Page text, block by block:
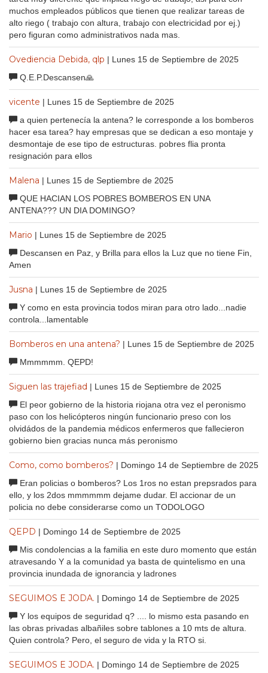
muchos empleados públicos que tienen que realizar tareas de
alto riego ( trabajo con altura, trabajo con electricidad por ej.)
pero figuran como administrativos nada mas.
Ovediencia Debida, qlp | Lunes 15 de Septiembre de 2025
Q.E.P.Descansen🙏
vicente | Lunes 15 de Septiembre de 2025
a quien pertenecía la antena? le corresponde a los bomberos
hacer esa tarea? hay empresas que se dedican a eso montaje y
desmontaje de ese tipo de estructuras. pobres flia pronta
resignación para ellos
Malena | Lunes 15 de Septiembre de 2025
QUE HACIAN LOS POBRES BOMBEROS EN UNA
ANTENA??? UN DIA DOMINGO?
Mario | Lunes 15 de Septiembre de 2025
Descansen en Paz, y Brilla para ellos la Luz que no tiene Fin,
Amen
Jusna | Lunes 15 de Septiembre de 2025
Y como en esta provincia todos miran para otro lado...nadie
controla...lamentable
Bomberos en una antena? | Lunes 15 de Septiembre de 2025
Mmmmmm. QEPD!
Siguen las trajefiad | Lunes 15 de Septiembre de 2025
El peor gobierno de la historia riojana otra vez el peronismo
paso con los helicópteros ningún funcionario preso con los
olvidádos de la pandemia médicos enfermeros que fallecieron
gobierno bien gracias nunca más peronismo
Como, como bomberos? | Domingo 14 de Septiembre de 2025
Eran policias o bomberos? Los 1ros no estan prepsrados para
ello, y los 2dos mmmmmm dejame dudar. El accionar de un
policia no debe considerarse como un TODOLOGO
QEPD | Domingo 14 de Septiembre de 2025
Mis condolencias a la familia en este duro momento que están
atravesando Y a la comunidad ya basta de quintelismo en una
provincia inundada de ignorancia y ladrones
SEGUIMOS E JODA. | Domingo 14 de Septiembre de 2025
Y los equipos de seguridad q? .... lo mismo esta pasando en
las obras privadas albañiles sobre tablones a 10 mts de altura.
Quien controla? Pero, el seguro de vida y la RTO si.
SEGUIMOS E JODA. | Domingo 14 de Septiembre de 2025